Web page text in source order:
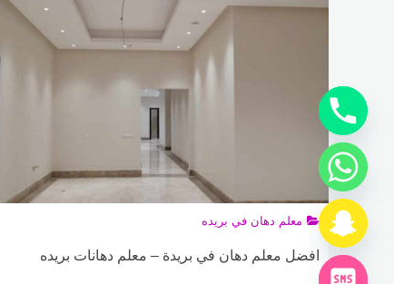
معلم دهان في بريده
افضل معلم دهان في بريدة – معلم دهانات بريده